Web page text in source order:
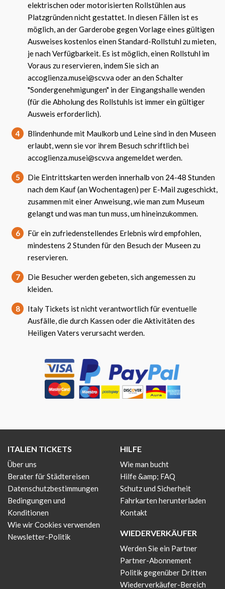
elektrischen oder motorisierten Rollstühlen aus
Platzgründen nicht gestattet. In diesen Fällen ist es
möglich, an der Garderobe gegen Vorlage eines gültigen
Ausweises kostenlos einen Standard-Rollstuhl zu mieten,
je nach Verfügbarkeit. Es ist möglich, einen Rollstuhl im
Voraus zu reservieren, indem Sie sich an
accoglienza.musei@scv.va oder an den Schalter
"Sondergenehmigungen" in der Eingangshalle wenden
(für die Abholung des Rollstuhls ist immer ein gültiger
Ausweis erforderlich).
4
Blindenhunde mit Maulkorb und Leine sind in den Museen
erlaubt, wenn sie vor ihrem Besuch schriftlich bei
accoglienza.musei@scv.va angemeldet werden.
5
Die Eintrittskarten werden innerhalb von 24-48 Stunden
nach dem Kauf (an Wochentagen) per E-Mail zugeschickt,
zusammen mit einer Anweisung, wie man zum Museum
gelangt und was man tun muss, um hineinzukommen.
6
Für ein zufriedenstellendes Erlebnis wird empfohlen,
mindestens 2 Stunden für den Besuch der Museen zu
reservieren.
7
Die Besucher werden gebeten, sich angemessen zu
kleiden.
8
Italy Tickets ist nicht verantwortlich für eventuelle
Ausfälle, die durch Kassen oder die Aktivitäten des
Heiligen Vaters verursacht werden.
ITALIEN TICKETS
Über uns
Berater für Städtereisen
Datenschutzbestimmungen
Bedingungen und
Konditionen
Wie wir Cookies verwenden
Newsletter-Politik
HILFE
Wie man bucht
Hilfe &amp; FAQ
Schutz und Sicherheit
Fahrkarten herunterladen
Kontakt
WIEDERVERKÄUFER
Werden Sie ein Partner
Partner-Abonnement
Politik gegenüber Dritten
Wiederverkäufer-Bereich